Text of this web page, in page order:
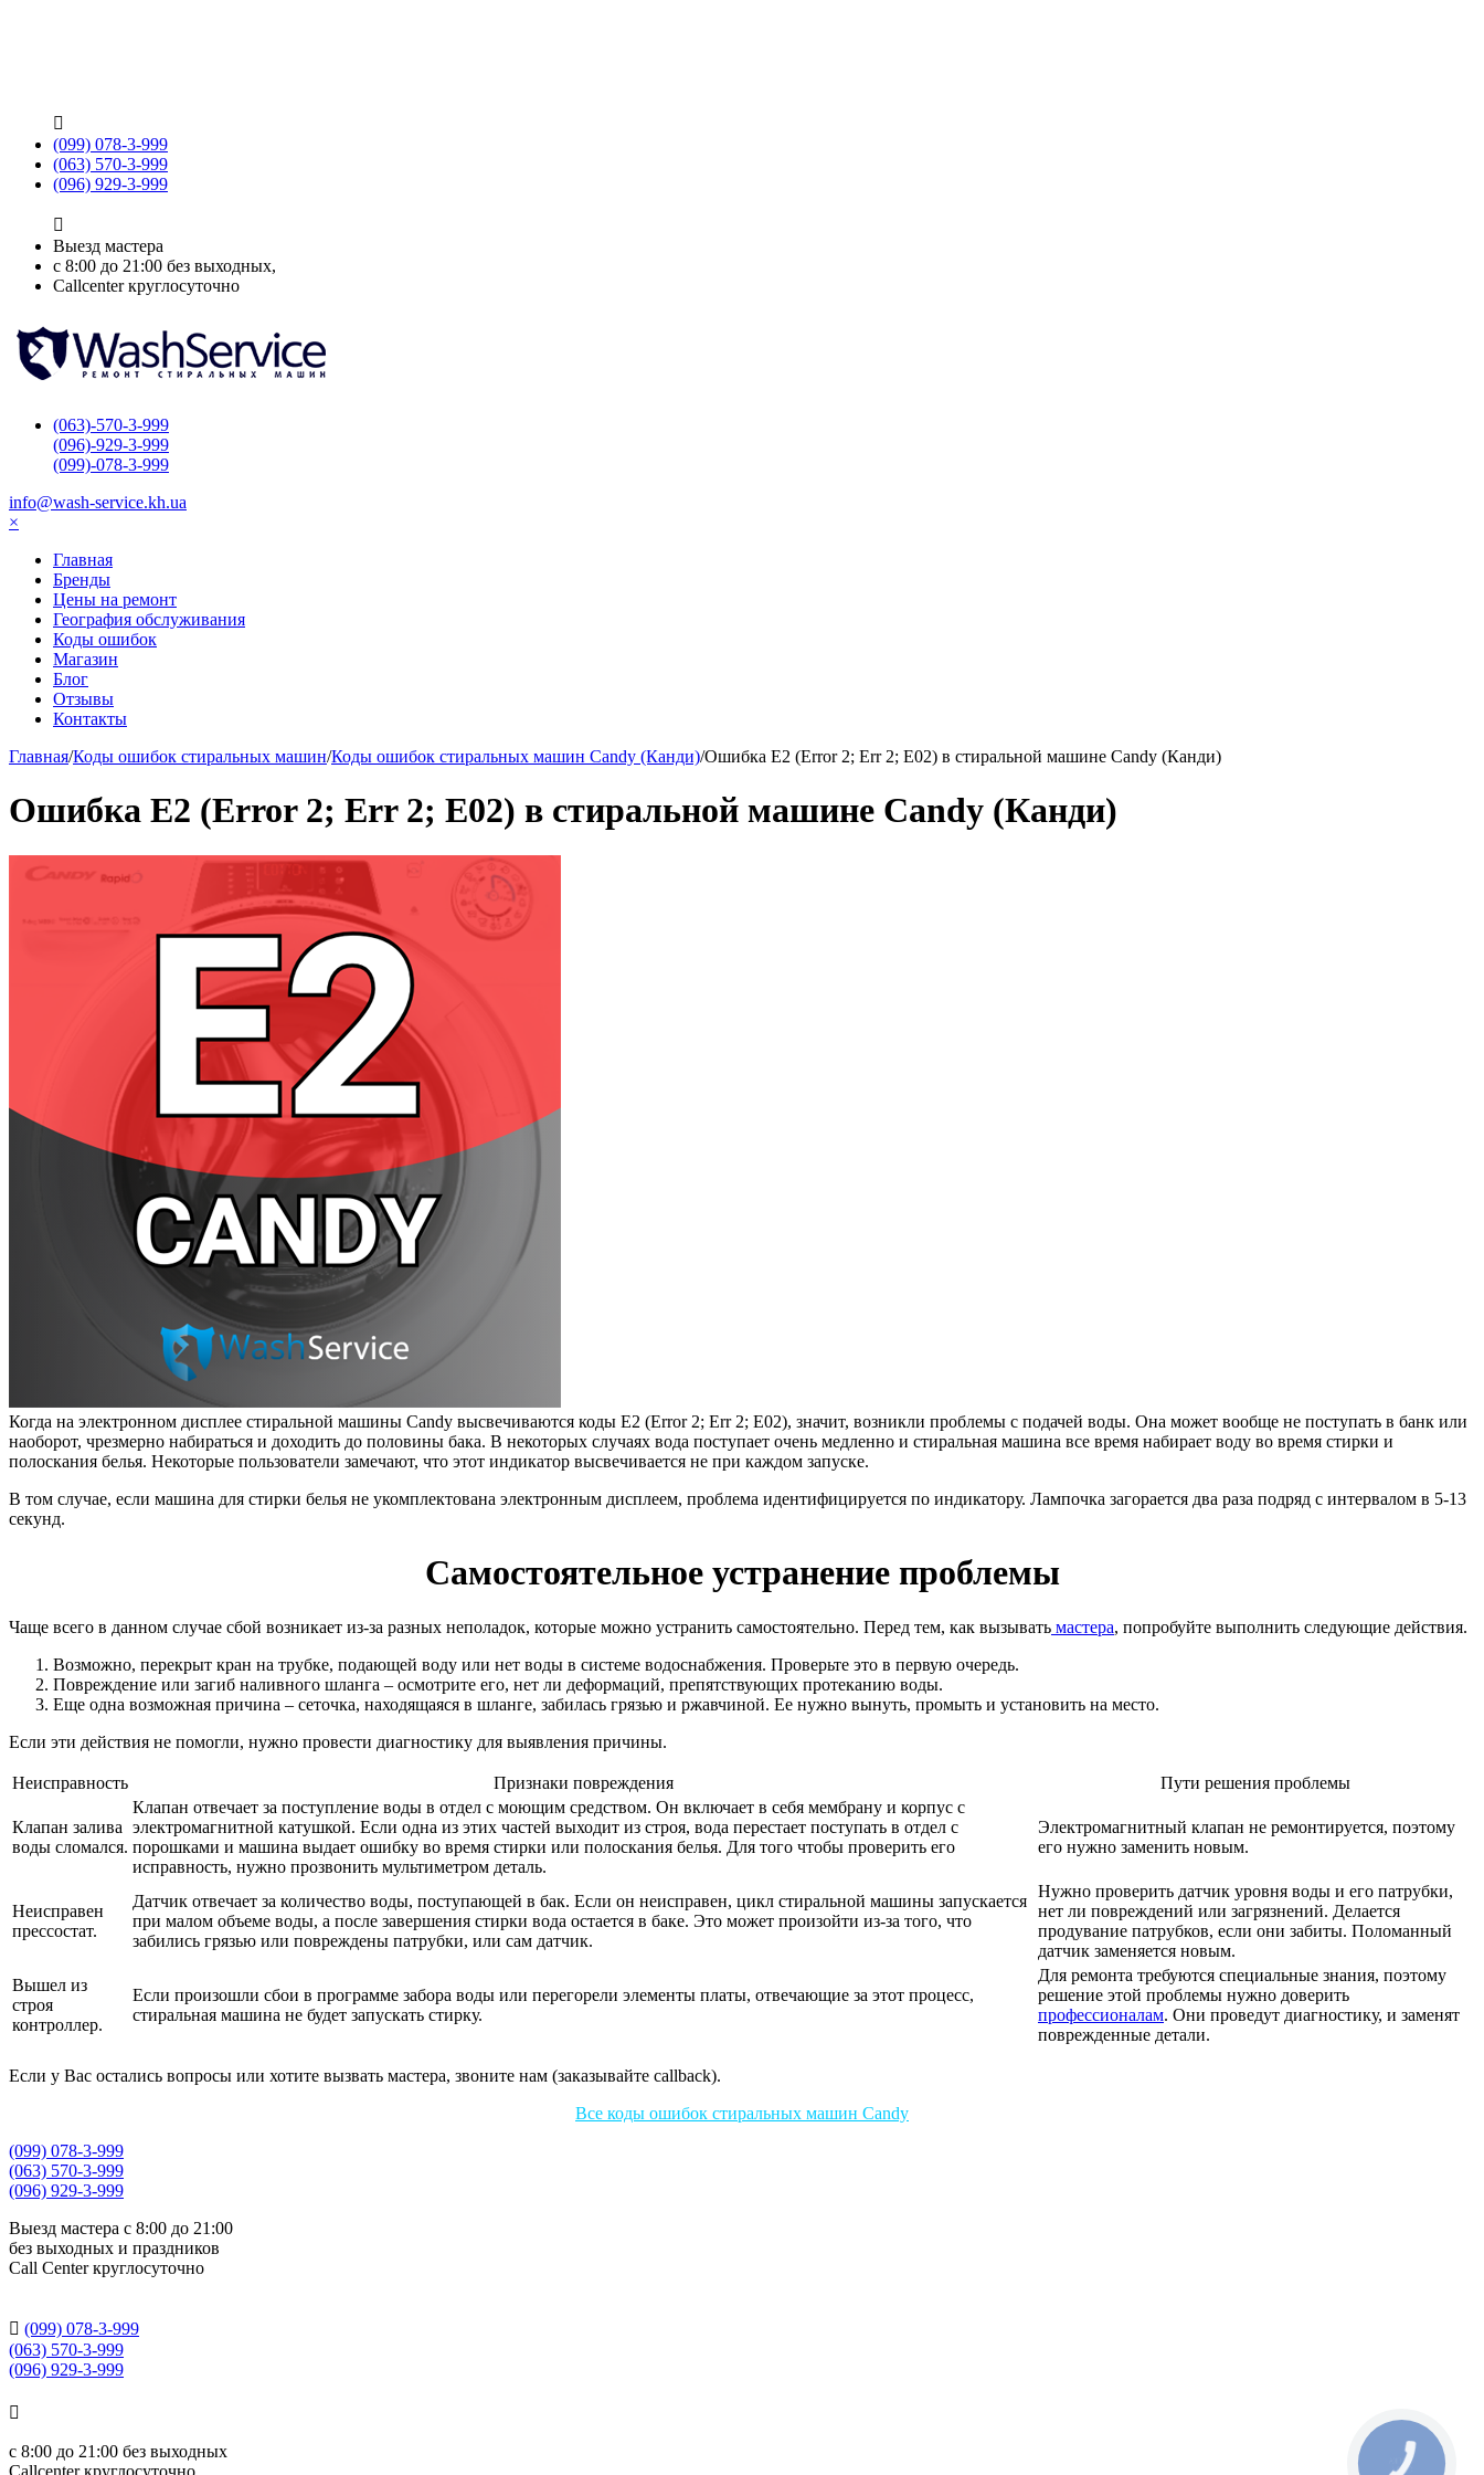

(099) 078-3-999
(063) 570-3-999
(096) 929-3-999

Выезд мастера
с 8:00 до 21:00 без выходных,
Callcenter круглосуточно
(063)-570-3-999
(096)-929-3-999
(099)-078-3-999
info@wash-service.kh.ua
×
Главная
Бренды
Цены на ремонт
География обслуживания
Коды ошибок
Магазин
Блог
Отзывы
Контакты
Главная/Коды ошибок стиральных машин/Коды ошибок стиральных машин Candy (Канди)/Ошибка Е2 (Error 2; Err 2; Е02) в стиральной машине Candy (Канди)
Ошибка Е2 (Error 2; Err 2; Е02) в стиральной машине Candy (Канди)
Когда на электронном дисплее стиральной машины Candy высвечиваются коды Е2 (Error 2; Err 2; Е02), значит, возникли проблемы с подачей воды. Она может вообще не поступать в банк или
наоборот, чрезмерно набираться и доходить до половины бака. В некоторых случаях вода поступает очень медленно и стиральная машина все время набирает воду во время стирки и
полоскания белья. Некоторые пользователи замечают, что этот индикатор высвечивается не при каждом запуске.
В том случае, если машина для стирки белья не укомплектована электронным дисплеем, проблема идентифицируется по индикатору. Лампочка загорается два раза подряд с интервалом в 5-13
секунд.
Самостоятельное устранение проблемы
Чаще всего в данном случае сбой возникает из-за разных неполадок, которые можно устранить самостоятельно. Перед тем, как вызывать мастера, попробуйте выполнить следующие действия.
Возможно, перекрыт кран на трубке, подающей воду или нет воды в системе водоснабжения. Проверьте это в первую очередь.
Повреждение или загиб наливного шланга – осмотрите его, нет ли деформаций, препятствующих протеканию воды.
Еще одна возможная причина – сеточка, находящаяся в шланге, забилась грязью и ржавчиной. Ее нужно вынуть, промыть и установить на место.
Если эти действия не помогли, нужно провести диагностику для выявления причины.
Неисправность Признаки повреждения Пути решения проблемы
Клапан залива
воды сломался.
Клапан отвечает за поступление воды в отдел с моющим средством. Он включает в себя мембрану и корпус с
электромагнитной катушкой. Если одна из этих частей выходит из строя, вода перестает поступать в отдел с
порошками и машина выдает ошибку во время стирки или полоскания белья. Для того чтобы проверить его
исправность, нужно прозвонить мультиметром деталь.
Электромагнитный клапан не ремонтируется, поэтому
его нужно заменить новым.
Неисправен
прессостат.
Датчик отвечает за количество воды, поступающей в бак. Если он неисправен, цикл стиральной машины запускается
при малом объеме воды, а после завершения стирки вода остается в баке. Это может произойти из-за того, что
забились грязью или повреждены патрубки, или сам датчик.
Нужно проверить датчик уровня воды и его патрубки,
нет ли повреждений или загрязнений. Делается
продувание патрубков, если они забиты. Поломанный
датчик заменяется новым.
Вышел из
строя
контроллер.
Если произошли сбои в программе забора воды или перегорели элементы платы, отвечающие за этот процесс,
стиральная машина не будет запускать стирку.
Для ремонта требуются специальные знания, поэтому
решение этой проблемы нужно доверить
профессионалам. Они проведут диагностику, и заменят
поврежденные детали.
Если у Вас остались вопросы или хотите вызвать мастера, звоните нам (заказывайте callback).
Все коды ошибок стиральных машин Candy
(099) 078-3-999
(063) 570-3-999
(096) 929-3-999
Выезд мастера с 8:00 до 21:00
без выходных и праздников
Сall Сenter круглосуточно
 (099) 078-3-999
(063) 570-3-999
(096) 929-3-999

с 8:00 до 21:00 без выходных
Callcenter круглосуточно
КНОПКА
СВЯЗИ